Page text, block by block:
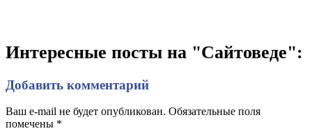
Интересные посты на "Сайтоведе":
Добавить комментарий
Ваш e-mail не будет опубликован. Обязательные поля
помечены *